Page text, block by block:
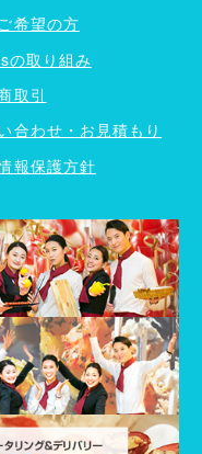
希望の方
の取り組み
取引
合わせ・お見積もり
報保護方針